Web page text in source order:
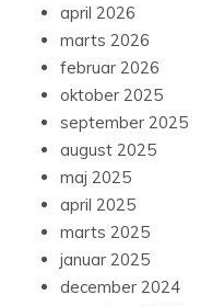
april 2026
marts 2026
februar 2026
oktober 2025
september 2025
august 2025
maj 2025
april 2025
marts 2025
januar 2025
december 2024